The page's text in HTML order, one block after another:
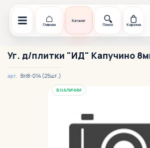
Главная
Каталог
Поиск
Корзина
Уг. д/плитки "ИД" Капучино
арт. Вп8-014 (25шт.)
В НАЛИЧИИ